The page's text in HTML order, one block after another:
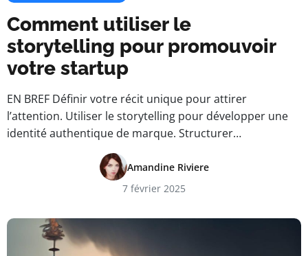
Comment utiliser le
storytelling pour promouvoir
votre startup
EN BREF Définir votre récit unique pour attirer
l’attention. Utiliser le storytelling pour développer une
identité authentique de marque. Structurer…
Amandine Riviere
7 février 2025